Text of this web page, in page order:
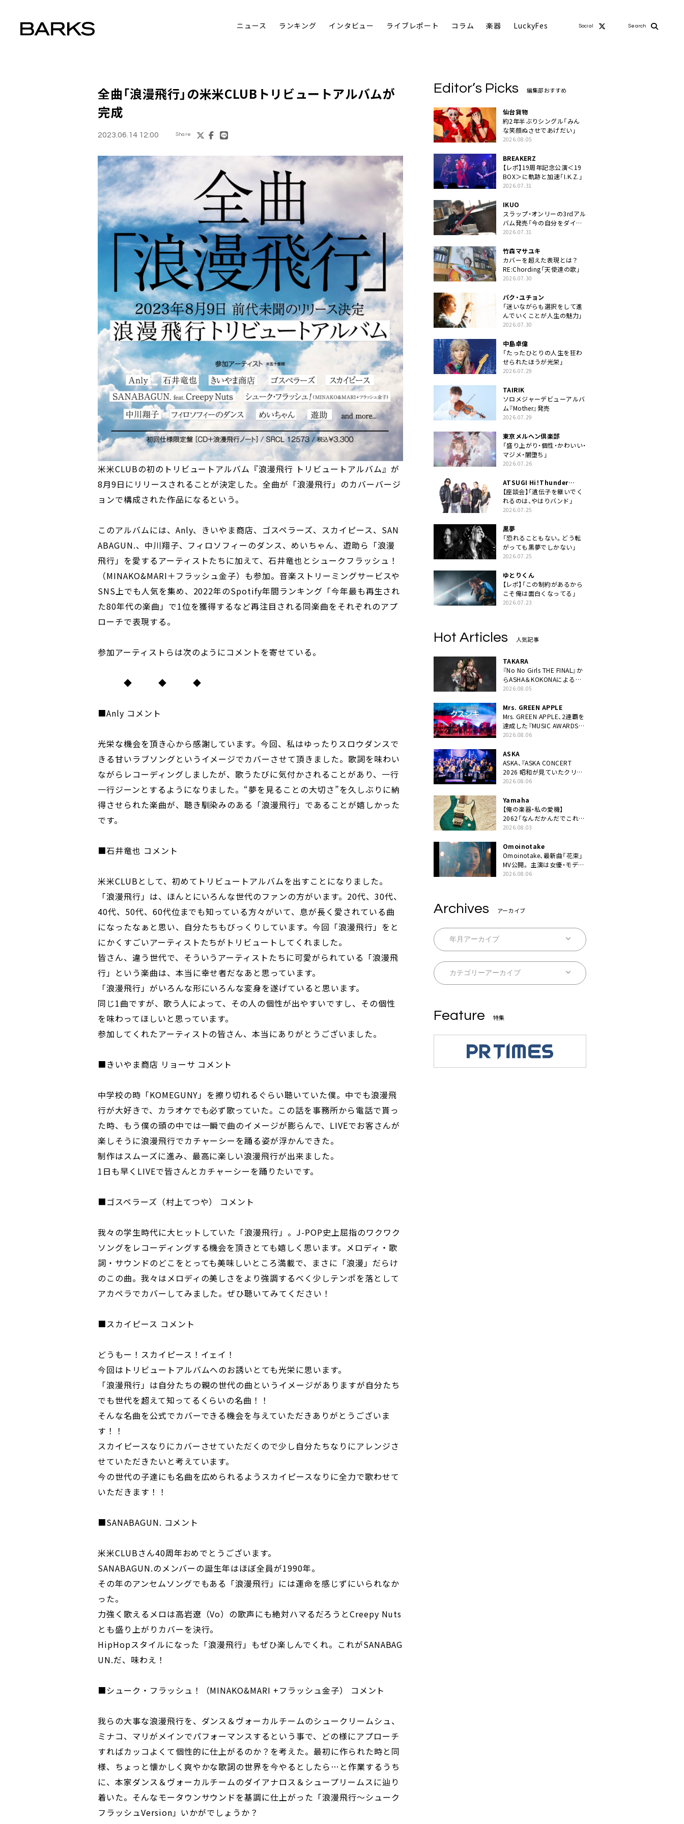
ニュース ランキング インタビュー ライブレポート コラム 楽器 LuckyFes Social Search
全曲「浪漫飛行」の米米CLUBトリビュートアルバムが
完成
2023.06.14 12:00 Share
米米CLUBの初のトリビュートアルバム『浪漫飛行 トリビュートアルバム』が
8月9日にリリースされることが決定した。全曲が「浪漫飛行」のカバーバージ
ョンで構成された作品になるという。
このアルバムには、Anly、きいやま商店、ゴスペラーズ、スカイピース、SAN
ABAGUN.、中川翔子、フィロソフィーのダンス、めいちゃん、遊助ら「浪漫
飛行」を愛するアーティストたちに加えて、石井竜也とシュークフラッシュ！
（MINAKO&MARI＋フラッシュ金子）も参加。音楽ストリーミングサービスや
SNS上でも人気を集め、2022年のSpotify年間ランキング「今年最も再生され
た80年代の楽曲」で1位を獲得するなど再注目される同楽曲をそれぞれのアプ
ローチで表現する。
参加アーティストらは次のようにコメントを寄せている。
◆ ◆ ◆
■Anly コメント
光栄な機会を頂き心から感謝しています。今回、私はゆったりスロウダンスで
きる甘いラブソングというイメージでカバーさせて頂きました。歌詞を味わい
ながらレコーディングしましたが、歌うたびに気付かされることがあり、一行
一行ジーンとするようになりました。“夢を見ることの大切さ”を久しぶりに納
得させられた楽曲が、聴き馴染みのある「浪漫飛行」であることが嬉しかった
です。
■石井竜也 コメント
米米CLUBとして、初めてトリビュートアルバムを出すことになりました。
「浪漫飛行」は、ほんとにいろんな世代のファンの方がいます。20代、30代、
40代、50代、60代位までも知っている方々がいて、息が長く愛されている曲
になったなぁと思い、自分たちもびっくりしています。今回「浪漫飛行」をと
にかくすごいアーティストたちがトリビュートしてくれました。
皆さん、違う世代で、そういうアーティストたちに可愛がられている「浪漫飛
行」という楽曲は、本当に幸せ者だなあと思っています。
「浪漫飛行」がいろんな形にいろんな変身を遂げていると思います。
同じ1曲ですが、歌う人によって、その人の個性が出やすいですし、その個性
を味わってほしいと思っています。
参加してくれたアーティストの皆さん、本当にありがとうございました。
■きいやま商店 リョーサ コメント
中学校の時「KOMEGUNY」を擦り切れるぐらい聴いていた僕。中でも浪漫飛
行が大好きで、カラオケでも必ず歌っていた。この話を事務所から電話で貰っ
た時、もう僕の頭の中では一瞬で曲のイメージが膨らんで、LIVEでお客さんが
楽しそうに浪漫飛行でカチャーシーを踊る姿が浮かんできた。
制作はスムーズに進み、最高に楽しい浪漫飛行が出来ました。
1日も早くLIVEで皆さんとカチャーシーを踊りたいです。
■ゴスペラーズ（村上てつや） コメント
我々の学生時代に大ヒットしていた「浪漫飛行」。J-POP史上屈指のワクワク
ソングをレコーディングする機会を頂きとても嬉しく思います。メロディ・歌
詞・サウンドのどこをとっても美味しいところ満載で、まさに「浪漫」だらけ
のこの曲。我々はメロディの美しさをより強調するべく少しテンポを落として
アカペラでカバーしてみました。ぜひ聴いてみてください！
■スカイピース コメント
どうもー！スカイピース！イェイ！
今回はトリビュートアルバムへのお誘いとても光栄に思います。
「浪漫飛行」は自分たちの親の世代の曲というイメージがありますが自分たち
でも世代を超えて知ってるくらいの名曲！！
そんな名曲を公式でカバーできる機会を与えていただきありがとうございま
す！！
スカイピースなりにカバーさせていただくので少し自分たちなりにアレンジさ
せていただきたいと考えています。
今の世代の子達にも名曲を広められるようスカイピースなりに全力で歌わせて
いただきます！！
■SANABAGUN. コメント
米米CLUBさん40周年おめでとうございます。
SANABAGUN.のメンバーの誕生年はほぼ全員が1990年。
その年のアンセムソングでもある「浪漫飛行」には運命を感じずにいられなか
った。
力強く歌えるメロは高岩遼（Vo）の歌声にも絶対ハマるだろうとCreepy Nuts
とも盛り上がりカバーを決行。
HipHopスタイルになった「浪漫飛行」もぜひ楽しんでくれ。これがSANABAG
UN.だ、味わえ！
■シューク・フラッシュ！（MINAKO&MARI +フラッシュ金子） コメント
我らの大事な浪漫飛行を、ダンス＆ヴォーカルチームのシュークリームシュ、
ミナコ、マリがメインでパフォーマンスするという事で、どの様にアプローチ
すればカッコよくて個性的に仕上がるのか？を考えた。最初に作られた時と同
様、ちょっと懐かしく爽やかな歌詞の世界を今やるとしたら…と作業するうち
に、本家ダンス＆ヴォーカルチームのダイアナロス＆シュープリームスに辿り
着いた。そんなモータウンサウンドを基調に仕上がった「浪漫飛行〜シューク
フラッシュVersion」いかがでしょうか？
Editor’s Picks 編集部おすすめ
仙台貨物
約2年半ぶりシングル「みん
な笑顔ぬさせであげだい」
2026.08.05
BREAKERZ
【レポ】19周年記念公演＜19
BOX＞に軌跡と加速「I.K.Z.」
2026.07.31
IKUO
スラップ・オンリーの3rdアル
バム発売「今の自分をダイレ
クトに」
2026.07.31
竹森マサユキ
カバーを超えた表現とは？
RE:Chording「天使達の歌」
2026.07.30
パク・ユチョン
「迷いながらも選択をして進
んでいくことが人生の魅力」
2026.07.30
中島卓偉
「たったひとりの人生を狂わ
せられたほうが光栄」
2026.07.29
TAIRIK
ソロメジャーデビューアルバ
ム『Mother』発売
2026.07.29
東京メルヘン倶楽部
「盛り上がり・個性・かわいい・
マジメ・闇堕ち」
2026.07.26
ATSUGI Hi！Thunder
Rock Festival
【座談会】「遺伝子を継いでく
れるのは、やはりバンド」
2026.07.25
黒夢
「恐れることもない。どう転
がっても黒夢でしかない」
2026.07.25
ゆとりくん
【レポ】「この制約があるから
こそ俺は面白くなってる」
2026.07.23
Hot Articles 人気記事
TAKARA
『No No Girls THE FINAL』か
らASHA＆KOKONAによるユ
ニット・TAKARAがデビュー
2026.08.05
Mrs. GREEN APPLE
Mrs. GREEN APPLE、2連覇を
達成した『MUSIC AWARDS
JAPAN 2026』での「クスシ
YouTube公開
2026.08.06
ASKA
ASKA、『ASKA CONCERT
2026 昭和が見ていたクリス
マス!? 』発売＆上映決定
2026.08.06
Yamaha
【俺の楽器・私の愛機】
2062「なんだかんだでこれが
1番」
2026.08.03
Omoinotake
Omoinotake、最新曲「花束」
MV公開。 主演は女優・モデル
の南 琴奈
2026.08.06
Archives アーカイブ
Feature 特集